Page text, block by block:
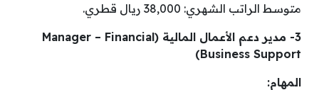
متوسط الراتب الشهري: 38,000 ريال قطري.
3- مدير دعم الأعمال المالية (Manager – Financial
Business Support)
المهام: